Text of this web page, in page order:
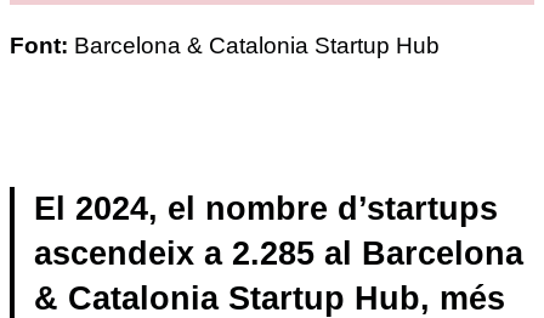
Font: Barcelona & Catalonia Startup Hub
El 2024, el nombre d’startups
ascendeix a 2.285 al Barcelona
& Catalonia Startup Hub, més